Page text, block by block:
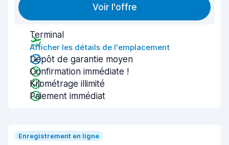
Voir l'offre
Terminal
Afficher les détails de l'emplacement
Dépôt de garantie moyen
Confirmation immédiate !
Kilométrage illimité
Paiement immédiat
Enregistrement en ligne